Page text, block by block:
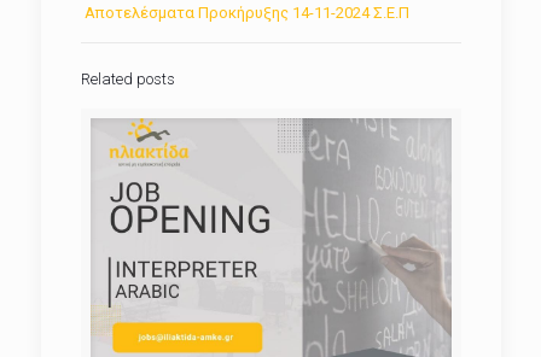
Αποτελέσματα Προκήρυξης 14-11-2024 Σ.Ε.Π
Related posts